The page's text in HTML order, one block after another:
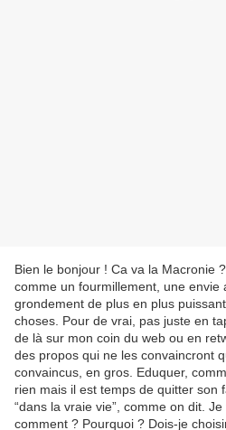
Bien le bonjour ! Ca va la Macronie
comme un fourmillement, une envie
grondement de plus en plus
choses. Pour de vrai, pas juste en
de là sur mon coin du web ou en
des propos qui ne les convaincront
convaincus, en gros. Eduquer,
rien mais il est temps de quitter son
“dans la vraie vie”, comme on dit.
comment ? Pourquoi ? Dois-je